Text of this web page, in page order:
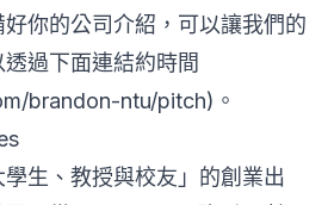
你的公司介紹，可以讓我們的
過下面連結約時間
brandon-ntu/pitch)。
生、教授與校友」的創業出